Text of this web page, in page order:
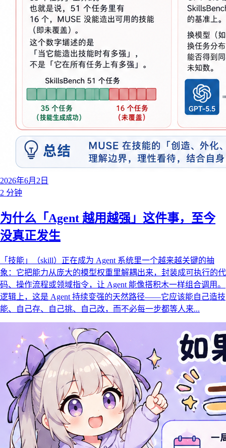
2026年6月2日
2 分钟
为什么「Agent 越用越强」这件事，至今
没真正发生
「技能」（skill）正在成为 Agent 系统里一个越来越关键的抽
象：它把能力从庞大的模型权重里解耦出来，封装成可执行的代
码、操作流程或领域指令，让 Agent 能像搭积木一样组合调用。
逻辑上，这是 Agent 持续变强的天然路径——它应该能自己造技
能、自己存、自己挑、自己改，而不必每一步都等人来...